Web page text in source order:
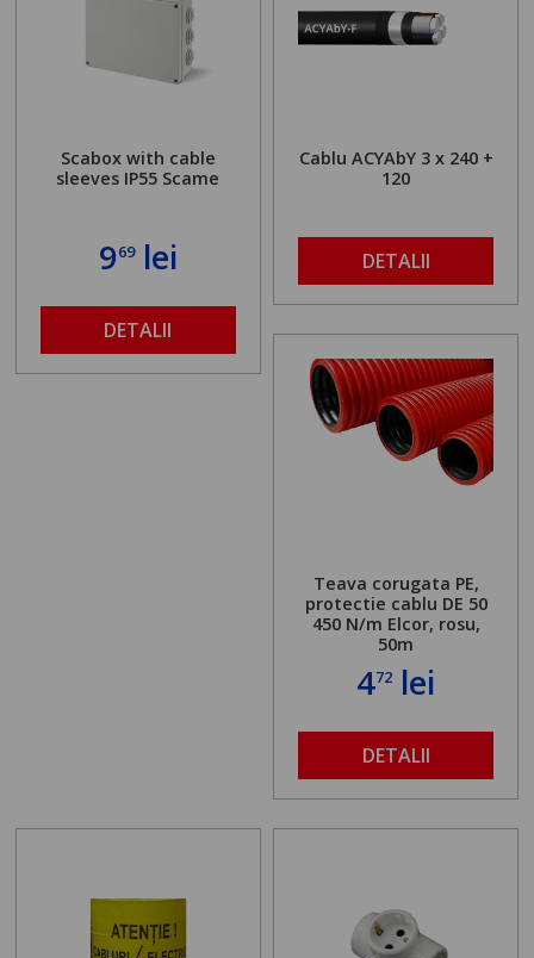
Scabox with cable
sleeves IP55 Scame
969lei
DETALII
Cablu ACYAbY 3 x 240 +
120
DETALII
Teava corugata PE,
protectie cablu DE 50
450 N/m Elcor, rosu,
50m
472 lei
DETALII